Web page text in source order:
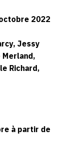
2022
Jessy
Merland,
Richard,
à partir de